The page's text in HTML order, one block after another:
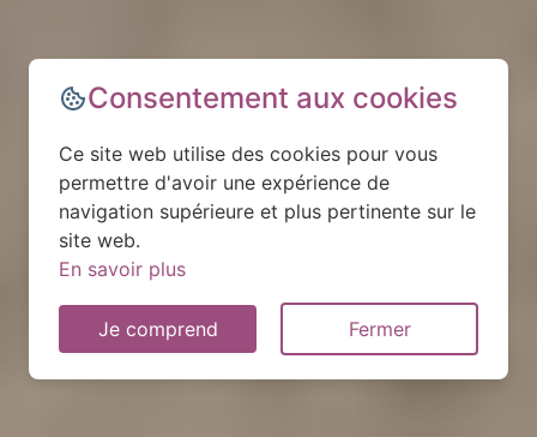
Consentement aux cookies
Ce site web utilise des cookies pour vous
permettre d'avoir une expérience de
navigation supérieure et plus pertinente sur le
site web.
En savoir plus
Je comprend Fermer